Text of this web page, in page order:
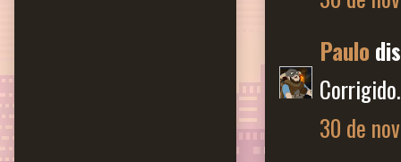
Paulo
Corrigido.
30 de